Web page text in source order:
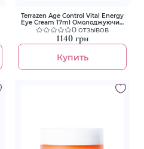
Terrazen Age Control Vital Energy
Eye Cream 17ml Омолоджуючий
крем проти зморшок навколо
очей
0 отзывов
1140 грн
Купить